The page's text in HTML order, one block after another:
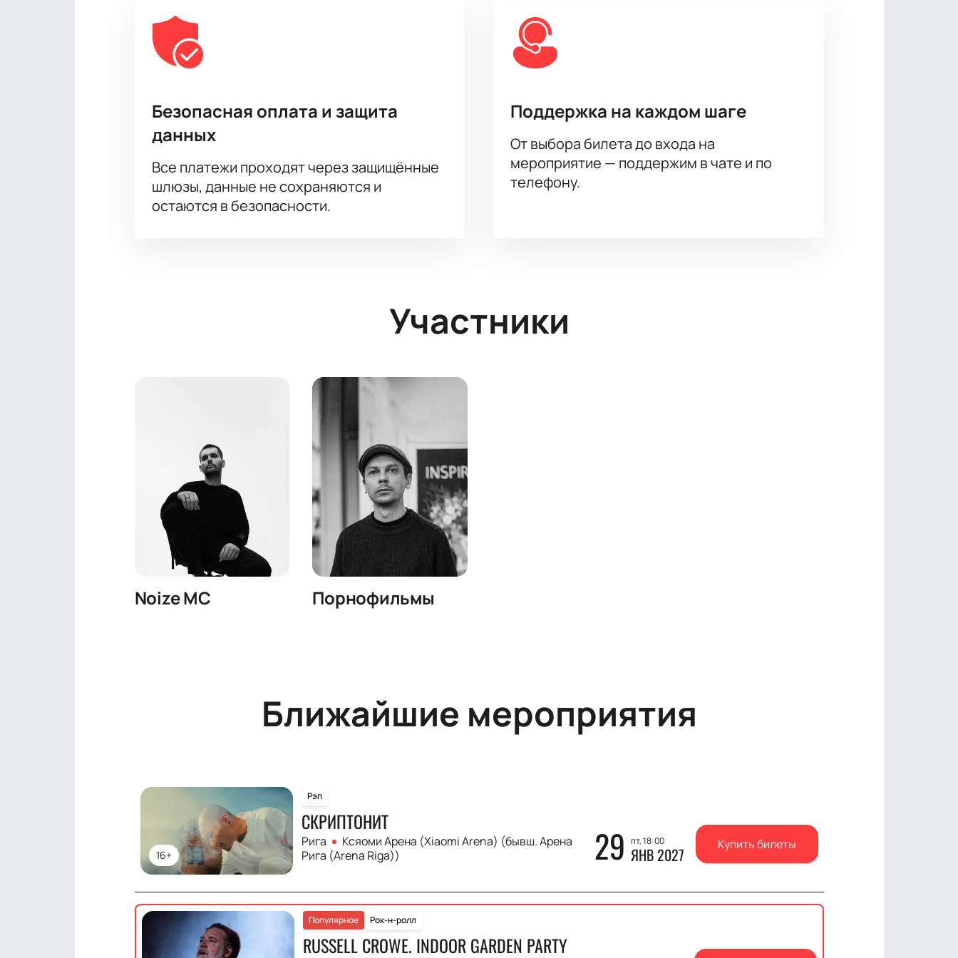
Безопасная оплата и защита
данных
Все платежи проходят через защищённые
шлюзы, данные не сохраняются и
остаются в безопасности.
Поддержка на каждом шаге
От выбора билета до входа на
мероприятие — поддержим в чате и по
телефону.
Участники
Noize MC Порнофильмы
Ближайшие мероприятия
16+
Рэп
СКРИПТОНИТ
Рига
Ксяоми Арена (Xiaomi Arena) (бывш. Арена
Рига (Arena Riga))
29 пт, 18:00
ЯНВ 2027 Купить билеты
Рок-н-ролл
Популярное
RUSSELL CROWE. INDOOR GARDEN PARTY